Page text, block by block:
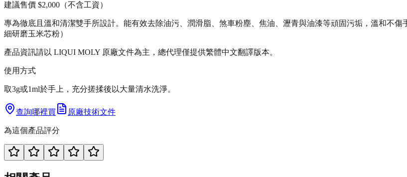
建議售價 $2,000 （不含工資）
專為徹底且溫和清潔雙手所設計。能有效去除油污、潤滑脂、煞車粉塵、焦油、瀝青與油漆等頑固污垢，溫和不
細研磨玉米芯粉）
產品資訊請以 LIQUI MOLY 原廠文件為主，總代理僅提供繁體中文翻譯版本。
使用方式
取3g或1ml於手上，充分搓揉後以大量清水洗淨。
查詢哪裡買 原廠技術文件
為這個產品評分